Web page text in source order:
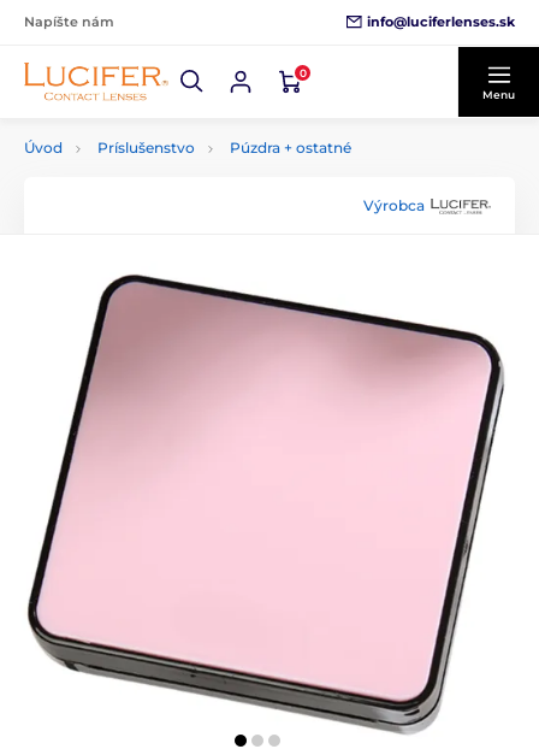
Napíšte nám info@luciferlenses.sk
0
Menu
Úvod Príslušenstvo Púzdra + ostatné
Výrobca